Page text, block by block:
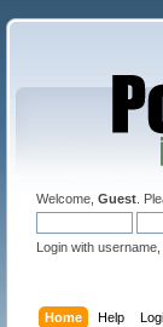
Welcome, Guest.
Login with
Home Help